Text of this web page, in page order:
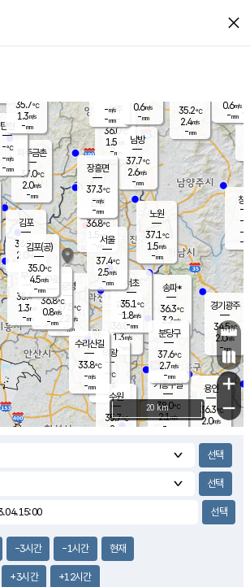
close
양주
36.0℃
1.5
-mm
과천
36.0℃
1.3m/s
- mm
용인
36.3℃
2.0m/s
경기광주
34.5℃
2.0m/s
-mm
2.1m/s
파주금촌
37.0℃
2.0m/s
-mm
35.2℃
2.4m/s
-mm
창
-
-m/
-
탄현
-℃
-m/s
-mm
0.6m/s
-mm
의왕
- ℃
m/s
mm
김포
36.9℃
2.0 m/s
mm
광명
37.5 ℃
2.2 m/s
-mm
부천
35.4℃
1.3m/s
-mm
구로
36.8℃
0.8m/s
-mm
은평
36.8℃
1.5 m/s
- mm
노원
37.1℃
1.5m/s
-mm
송파*
36.3℃
3.2m/s
-mm
서초
35.1℃
1.8m/s
-mm
남방
37.7℃
2.6m/s
-mm
기흥구갈
38.0℃
2.1m/s
-
수리산길
33.8℃
-m/s
-mm
분당구
37.6℃
2.7m/s
-mm
장흥면
37.3℃
-m/s
-mm
-m/s
-mm
김포(공)
35.0℃
4.5m/s
-mm
수원
35.7℃
2 m/s
서울
37.4℃
2.5m/s
-mm
35.7℃
1.3m/s
-mm
0.6m/s
-mm
+
−
20 km
-3시간 -1시간 현재
+3시간 +12시간